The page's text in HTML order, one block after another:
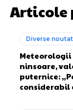
Articole
Diverse
Meteorologii
ninsoare,
puternice:
considerabil